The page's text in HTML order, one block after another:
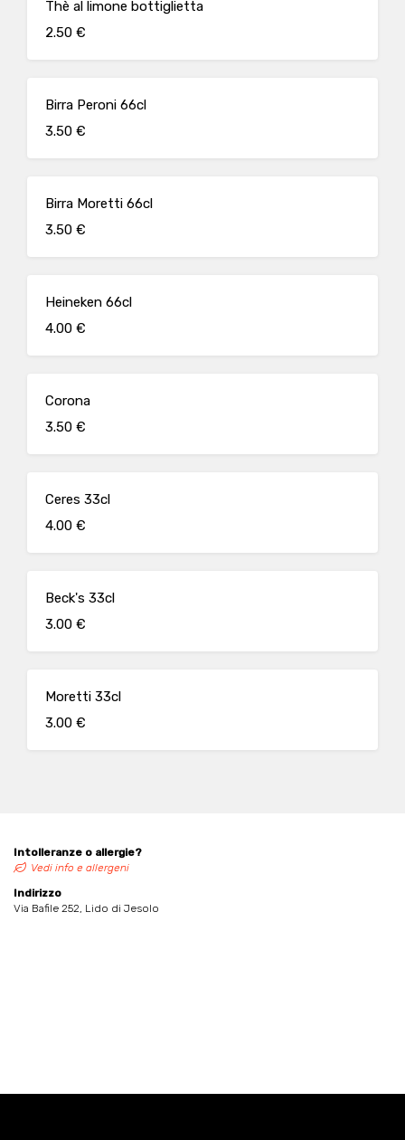
Thè al limone bottiglietta
2.50 €
Birra Peroni 66cl
3.50 €
Birra Moretti 66cl
3.50 €
Heineken 66cl
4.00 €
Corona
3.50 €
Ceres 33cl
4.00 €
Beck's 33cl
3.00 €
Moretti 33cl
3.00 €
Intolleranze o allergie?
Vedi info e allergeni
Indirizzo
Via Bafile 252, Lido di Jesolo